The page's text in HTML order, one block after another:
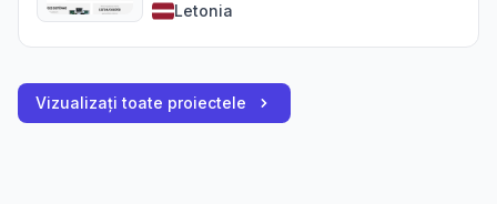
Letonia
Vizualizați toate proiectele